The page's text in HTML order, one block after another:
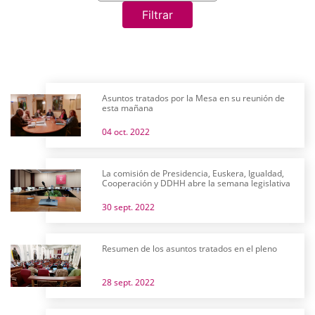
Filtrar
Asuntos tratados por la Mesa en su reunión de
esta mañana
04 oct. 2022
La comisión de Presidencia, Euskera, Igualdad,
Cooperación y DDHH abre la semana legislativa
30 sept. 2022
Resumen de los asuntos tratados en el pleno
28 sept. 2022